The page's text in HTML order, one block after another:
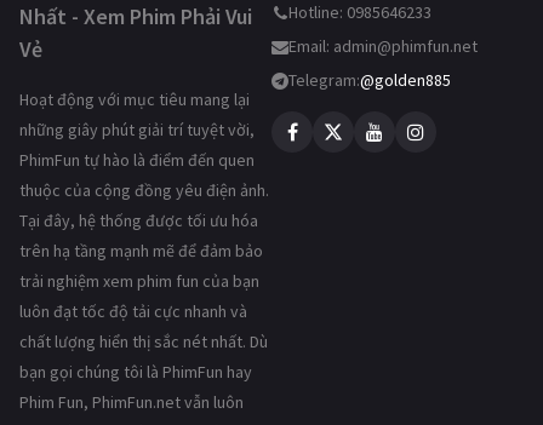
Nhất - Xem Phim Phải Vui
Vẻ
Hoạt động với mục tiêu mang lại
những giây phút giải trí tuyệt vời,
PhimFun tự hào là điểm đến quen
thuộc của cộng đồng yêu điện ảnh.
Tại đây, hệ thống được tối ưu hóa
trên hạ tầng mạnh mẽ để đảm bảo
trải nghiệm xem phim fun của bạn
luôn đạt tốc độ tải cực nhanh và
chất lượng hiển thị sắc nét nhất. Dù
bạn gọi chúng tôi là PhimFun hay
Phim Fun, PhimFun.net vẫn luôn
Hotline: 0985646233
Email: admin@phimfun.net
Telegram:@golden885